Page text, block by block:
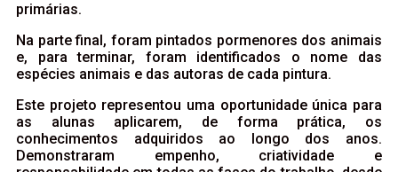
primárias.
Na parte final, foram pintados pormenores dos animais
e, para terminar, foram identificados o nome das
espécies animais e das autoras de cada pintura.
Este projeto representou uma oportunidade única para
as alunas aplicarem, de forma prática, os
conhecimentos adquiridos ao longo dos anos.
Demonstraram empenho, criatividade e